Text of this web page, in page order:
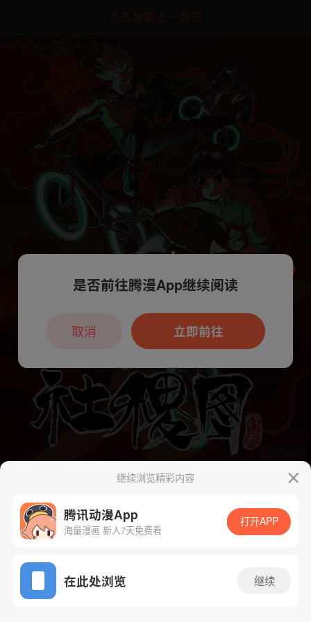
点击加载上一章节
App免费看
下一话
继续浏览精彩内容
腾讯动漫App
海量漫画 新人7天免费看
打开APP
在此处浏览 继续
本章节仅支持App阅读，可打开App新用
户7天免费看
是否前往腾漫App继续阅读
立即前往
取消